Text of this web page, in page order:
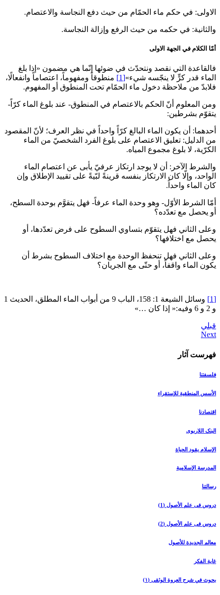
الاولى: في حكم ماء الحمّام من حيث دفع النجاسة والاعتصام.
والثانية: في حكمه من حيث الرفع وإزالة النجاسة.
أمّا الكلام في الجهة الاولى‏
فالقاعدة التي نقصد ونتحدّث في ضوئها إنّما هي مضمون «إذا بلغ
الماء قدر كرٍّ لا ينجّسه شي‏ء»[1]
منطوقاً ومفهوماً، اعتصاماً وانفعالًا،
فلابدّ من ملاحظة دخول ماء الحمّام تحت المنطوق أو المفهوم.
ومن المعلوم أنّ الحكم بالاعتصام في المنطوق- عند بلوغ الماء كرّاً-
يتقوّم بشرطين:
أحدهما: أن يكون الماء البالغ كرّاً واحداً في نظر العرف؛ لأنّ المقصود
من الدليل: تعليق الاعتصام على بلوغ الفرد الشخصيّ من الماء
الكرّية، لا بلوغ مجموع المياه.
والشرط الآخر: أن لا يوجد ارتكاز عرفيّ يأبى‏ عن اعتصام الماء
الواحد، وإلّا كان الارتكاز بنفسه قرينةً لبّيةً على تقييد الإطلاق وإن
كان الماء واحداً.
أمّا الشرط الأوّل- وهو وحدة الماء عرفاً- فهل يتقوَّم بوحدة السطح،
أو يحصل مع تعدّده؟
وعلى الثاني فهل يتقوّم بتساوي السطوح على فرض تعدّدها، أو
يحصل مع اختلافها؟
وعلى الثاني فهل تنحفظ الوحدة مع اختلاف السطوح بشرط أن
يكون الماء واقفاً، أو حتّى مع الجريان؟
[1]
وسائل الشيعة 1: 158، الباب 9 من أبواب الماء المطلق، الحديث 1
و 2 و 6 وفيه:« إذا كان …»
قبلي
فهرست آثار
فلسفتنا
الأسس المنطقیة للإستقراء
اقتصادنا
البنک اللاربوی
الإسلام یقود الحیاة
المدرسة الإسلامیة
رسالتنا
دروس فی علم الأصول (1)
دروس فی علم الأصول (2)
معالم الجدیدة للأصول
غایة الفکر
بحوث في شرح العروة الوثقی (۱)